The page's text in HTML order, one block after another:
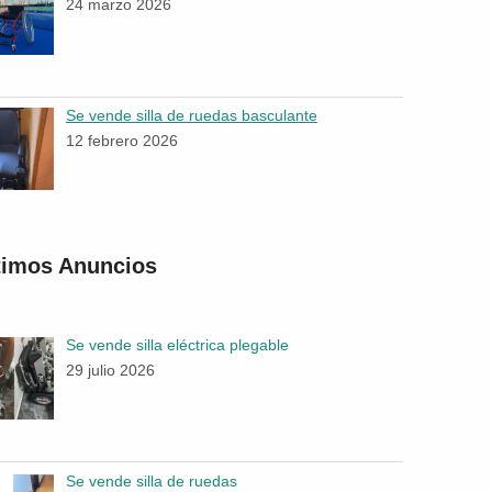
24 marzo 2026
Se vende silla de ruedas basculante
12 febrero 2026
Anuncios
Se vende silla eléctrica plegable
29 julio 2026
Se vende silla de ruedas